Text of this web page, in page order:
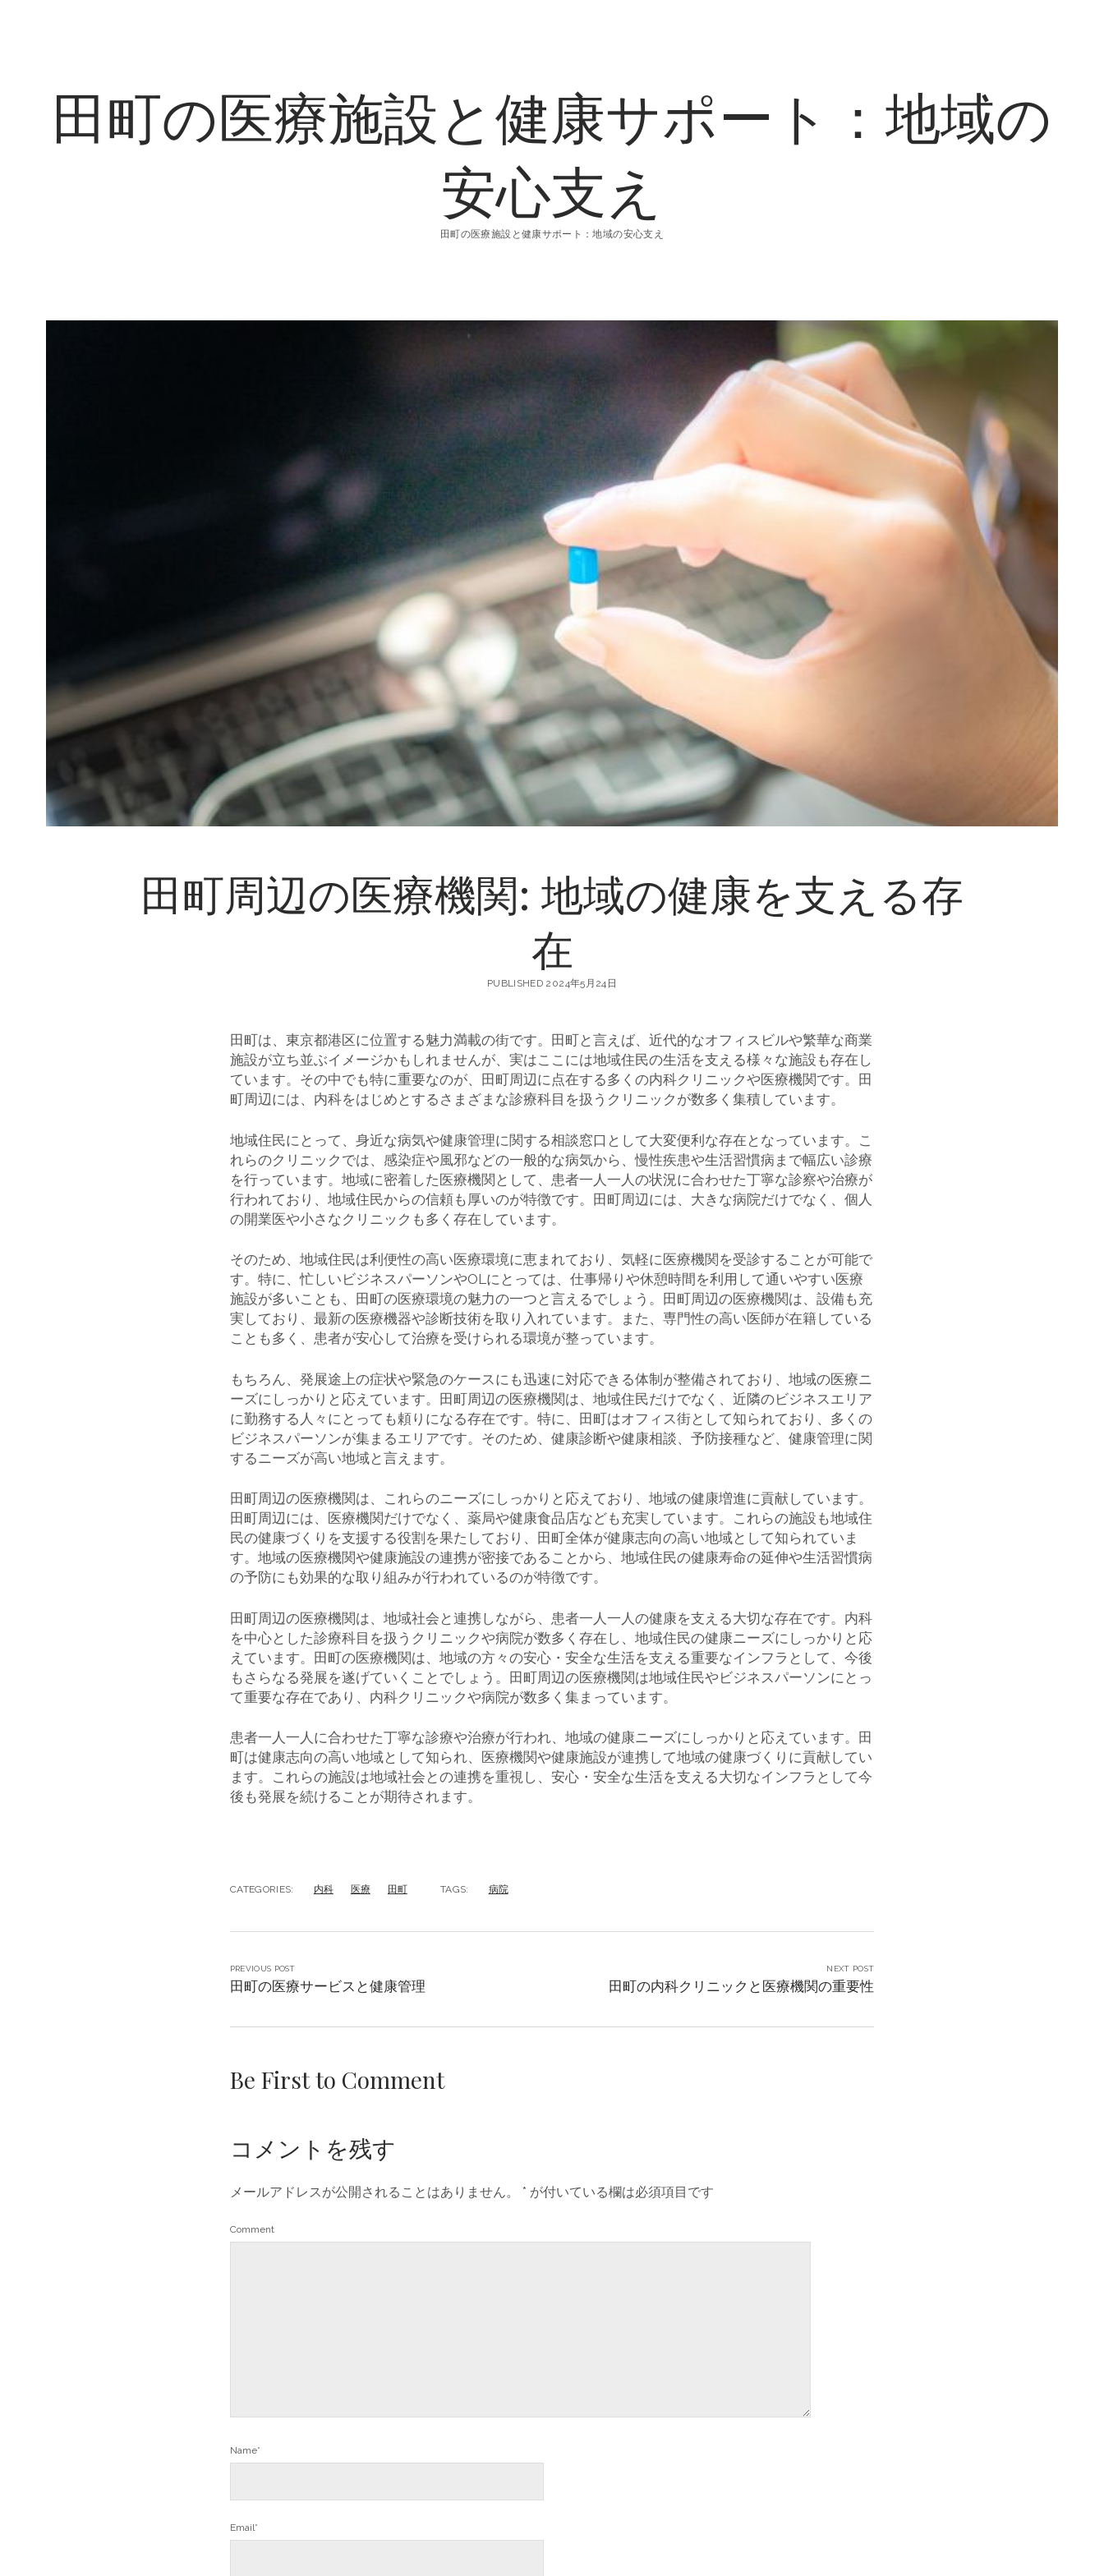
田町の医療施設と健康サポート：地域の
安心支え
田町の医療施設と健康サポート：地域の安心支え
田町周辺の医療機関: 地域の健康を支える存
在
PUBLISHED 2024年5月24日
田町は、東京都港区に位置する魅力満載の街です。
田町と言えば、近代的なオフィスビルや繁華な商業
施設が立ち並ぶイメージかもしれませんが、実はここには地域住民の生活を支える様々な施設も存在し
ています。その中でも特に重要なのが、田町周辺に点在する多くの内科クリニックや医療機関です。田
町周辺には、内科をはじめとするさまざまな診療科目を扱うクリニックが数多く集積しています。
地域住民にとって、身近な病気や健康管理に関する相談窓口として大変便利な存在となっています。こ
れらのクリニックでは、感染症や風邪などの一般的な病気から、慢性疾患や生活習慣病まで幅広い診療
を行っています。地域に密着した医療機関として、患者一人一人の状況に合わせた丁寧な診察や治療が
行われており、地域住民からの信頼も厚いのが特徴です。田町周辺には、大きな病院だけでなく、個人
の開業医や小さなクリニックも多く存在しています。
そのため、地域住民は利便性の高い医療環境に恵まれており、気軽に医療機関を受診することが可能で
す。特に、忙しいビジネスパーソンやOLにとっては、仕事帰りや休憩時間を利用して通いやすい医療
施設が多いことも、田町の医療環境の魅力の一つと言えるでしょう。田町周辺の医療機関は、設備も充
実しており、最新の医療機器や診断技術を取り入れています。また、専門性の高い医師が在籍している
ことも多く、患者が安心して治療を受けられる環境が整っています。
もちろん、発展途上の症状や緊急のケースにも迅速に対応できる体制が整備されており、地域の医療ニ
ーズにしっかりと応えています。田町周辺の医療機関は、地域住民だけでなく、近隣のビジネスエリア
に勤務する人々にとっても頼りになる存在です。特に、田町はオフィス街として知られており、多くの
ビジネスパーソンが集まるエリアです。そのため、健康診断や健康相談、予防接種など、健康管理に関
するニーズが高い地域と言えます。
田町周辺の医療機関は、これらのニーズにしっかりと応えており、地域の健康増進に貢献しています。
田町周辺には、医療機関だけでなく、薬局や健康食品店なども充実しています。これらの施設も地域住
民の健康づくりを支援する役割を果たしており、田町全体が健康志向の高い地域として知られていま
す。地域の医療機関や健康施設の連携が密接であることから、地域住民の健康寿命の延伸や生活習慣病
の予防にも効果的な取り組みが行われているのが特徴です。
田町周辺の医療機関は、地域社会と連携しながら、患者一人一人の健康を支える大切な存在です。内科
を中心とした診療科目を扱うクリニックや病院が数多く存在し、地域住民の健康ニーズにしっかりと応
えています。田町の医療機関は、地域の方々の安心・安全な生活を支える重要なインフラとして、今後
もさらなる発展を遂げていくことでしょう。田町周辺の医療機関は地域住民やビジネスパーソンにとっ
て重要な存在であり、内科クリニックや病院が数多く集まっています。
患者一人一人に合わせた丁寧な診療や治療が行われ、地域の健康ニーズにしっかりと応えています。田
町は健康志向の高い地域として知られ、医療機関や健康施設が連携して地域の健康づくりに貢献してい
ます。これらの施設は地域社会との連携を重視し、安心・安全な生活を支える大切なインフラとして今
後も発展を続けることが期待されます。
CATEGORIES: 内科 医療 田町 TAGS: 病院
PREVIOUS POST
田町の医療サービスと健康管理
NEXT POST
田町の内科クリニックと医療機関の重要性
Be First to Comment
コメントを残す
メールアドレスが公開されることはありません。 * が付いている欄は必須項目です
Comment
Name*
Email*